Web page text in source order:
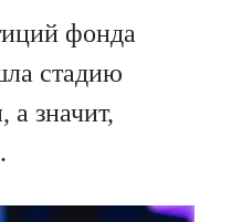
фонда
стадию
а значит,